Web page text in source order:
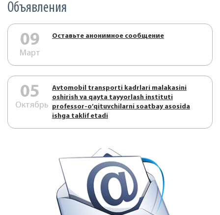
Объявления
09
Март
Оставьте анонимное сообщение
05
Октябрь
Аvtоmоbil trаnspоrti kаdrlаri mаlаkаsini
оshirish vа qаytа tаyyorlаsh instituti
prоfеssоr-o’qituvchilаrni sоаtbаy аsоsidа
ishgа tаklif etаdi